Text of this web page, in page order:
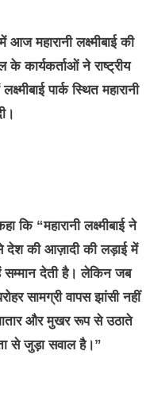
महारानी लक्ष्मीबाई की
कार्यकर्ताओं ने राष्ट्रीय
पार्क स्थित महारानी
“महारानी लक्ष्मीबाई ने
देश की आज़ादी की लड़ाई में
सम्मान देती है। लेकिन जब
सामग्री वापस झांसी नहीं
और मुखर रूप से उठाते
से जुड़ा सवाल है।”